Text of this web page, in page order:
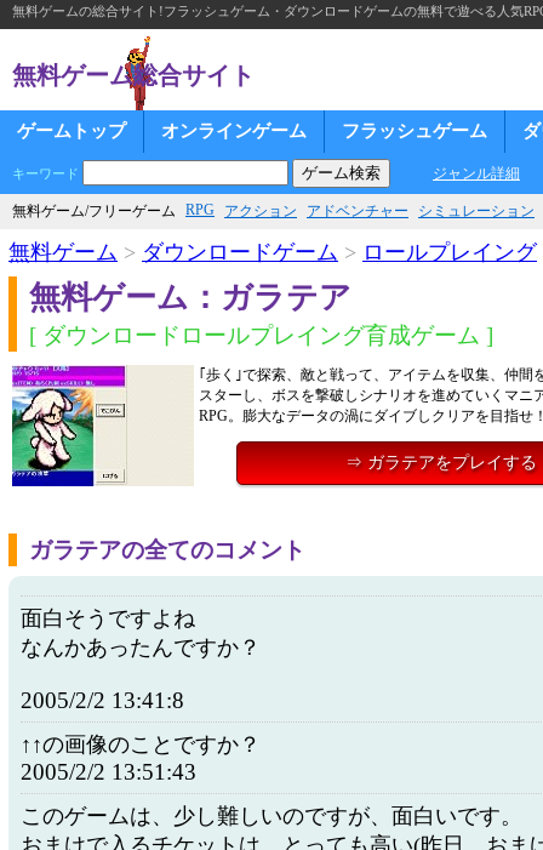
無料ゲームの総合サイト!フラッシュゲーム・ダウンロードゲームの無料で遊べる人気
無料ゲーム総合サイト
ゲームトップ オンラインゲーム フラッシュゲーム
キーワード ジャンル詳細
無料ゲーム/フリーゲーム RPG アクション アドベンチャー シミュレーション
無料ゲーム > ダウンロードゲーム > ロールプレイング
無料ゲーム：ガラテア
[ ダウンロードロールプレイング育成ゲーム ]
｢歩く｣で探索、敵と戦って、アイテムを収集、仲間
スターし、ボスを撃破しシナリオを進めていくマニ
RPG。膨大なデータの渦にダイブしクリアを目指せ
⇒ ガラテアをプレイする
ガラテアの全てのコメント
面白そうですよね
なんかあったんですか？
2005/2/2 13:41:8
↑↑の画像のことですか？
2005/2/2 13:51:43
このゲームは、少し難しいのですが、面白いです。
おまけで入るチケットは、とっても高い(昨日、おま